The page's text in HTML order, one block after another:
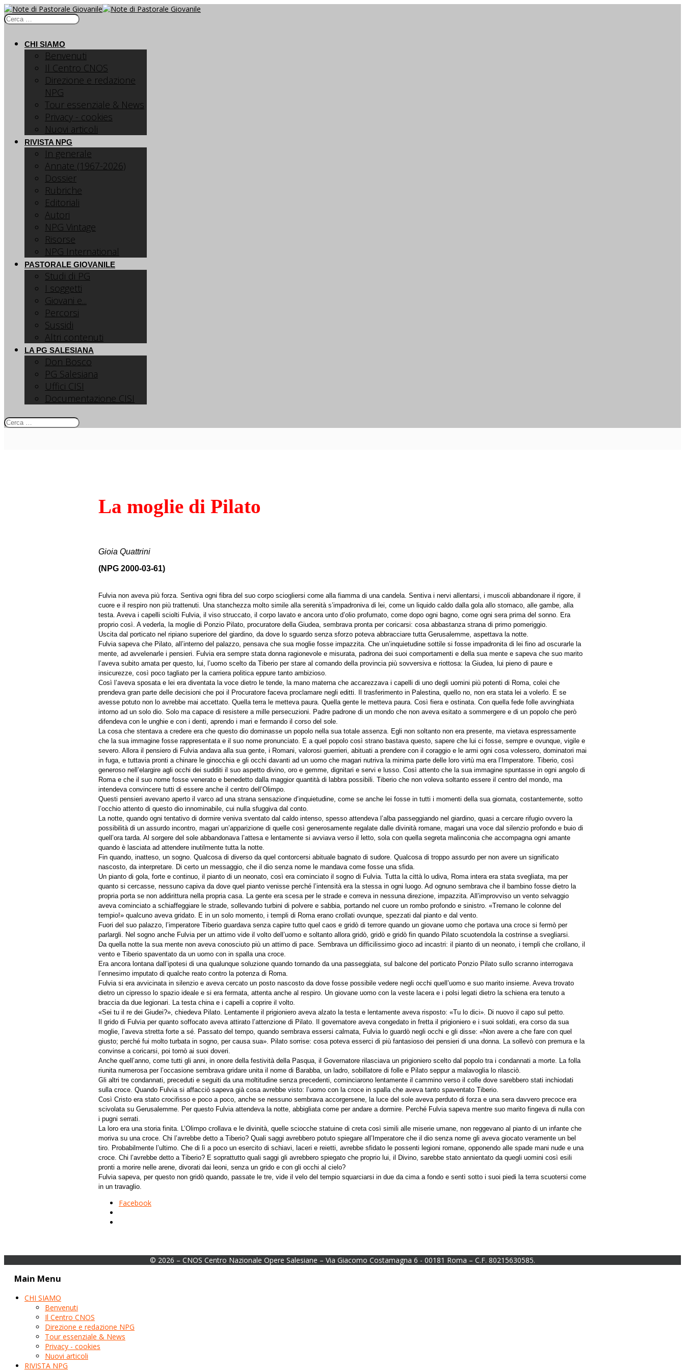
CHI SIAMO
Benvenuti
Il Centro CNOS
Direzione e redazione
NPG
Tour essenziale & News
Privacy - cookies
Nuovi articoli
RIVISTA NPG
In generale
Annate (1967-2026)
Dossier
Rubriche
Editoriali
Autori
NPG Vintage
Risorse
NPG International
PASTORALE GIOVANILE
Studi di PG
I soggetti
Giovani e...
Percorsi
Sussidi
Altri contenuti
LA PG SALESIANA
Don Bosco
PG Salesiana
Uffici CISI
Documentazione CISI
La moglie di Pilato
Gioia Quattrini
(NPG 2000-03-61)
Fulvia non aveva più forza. Sentiva ogni fibra del suo corpo sciogliersi come alla fiamma di una candela. Sentiva i nervi allentarsi, i muscoli abbandonare il rigore, il
cuore e il respiro non più trattenuti. Una stanchezza molto simile alla serenità s’impadroniva di lei, come un liquido caldo dalla gola allo stomaco, alle gambe, alla
testa. Aveva i capelli sciolti Fulvia, il viso struccato, il corpo lavato e ancora unto d’olio profumato, come dopo ogni bagno, come ogni sera prima del sonno. Era
proprio così. A vederla, la moglie di Ponzio Pilato, procuratore della Giudea, sembrava pronta per coricarsi: cosa abbastanza strana di primo pomeriggio.
Uscita dal porticato nel ripiano superiore del giardino, da dove lo sguardo senza sforzo poteva abbracciare tutta Gerusalemme, aspettava la notte.
Fulvia sapeva che Pilato, all’interno del palazzo, pensava che sua moglie fosse impazzita. Che un’inquietudine sottile si fosse impadronita di lei fino ad oscurarle la
mente, ad avvelenarle i pensieri. Fulvia era sempre stata donna ragionevole e misurata, padrona dei suoi comportamenti e della sua mente e sapeva che suo marito
l’aveva subito amata per questo, lui, l’uomo scelto da Tiberio per stare al comando della provincia più sovversiva e riottosa: la Giudea, lui pieno di paure e
insicurezze, così poco tagliato per la carriera politica eppure tanto ambizioso.
Così l’aveva sposata e lei era diventata la voce dietro le tende, la mano materna che accarezzava i capelli di uno degli uomini più potenti di Roma, colei che
prendeva gran parte delle decisioni che poi il Procuratore faceva proclamare negli editti. Il trasferimento in Palestina, quello no, non era stata lei a volerlo. E se
avesse potuto non lo avrebbe mai accettato. Quella terra le metteva paura. Quella gente le metteva paura. Così fiera e ostinata. Con quella fede folle avvinghiata
intorno ad un solo dio. Solo ma capace di resistere a mille persecuzioni. Padre padrone di un mondo che non aveva esitato a sommergere e di un popolo che però
difendeva con le unghie e con i denti, aprendo i mari e fermando il corso del sole.
La cosa che stentava a credere era che questo dio dominasse un popolo nella sua totale assenza. Egli non soltanto non era presente, ma vietava espressamente
che la sua immagine fosse rappresentata e il suo nome pronunciato. E a quel popolo così strano bastava questo, sapere che lui ci fosse, sempre e ovunque, vigile e
severo. Allora il pensiero di Fulvia andava alla sua gente, i Romani, valorosi guerrieri, abituati a prendere con il coraggio e le armi ogni cosa volessero, dominatori mai
in fuga, e tuttavia pronti a chinare le ginocchia e gli occhi davanti ad un uomo che magari nutriva la minima parte delle loro virtù ma era l’Imperatore. Tiberio, così
generoso nell’elargire agli occhi dei sudditi il suo aspetto divino, oro e gemme, dignitari e servi e lusso. Così attento che la sua immagine spuntasse in ogni angolo di
Roma e che il suo nome fosse venerato e benedetto dalla maggior quantità di labbra possibili. Tiberio che non voleva soltanto essere il centro del mondo, ma
intendeva convincere tutti di essere anche il centro dell’Olimpo.
Questi pensieri avevano aperto il varco ad una strana sensazione d’inquietudine, come se anche lei fosse in tutti i momenti della sua giornata, costantemente, sotto
l’occhio attento di questo dio innominabile, cui nulla sfuggiva dal conto.
La notte, quando ogni tentativo di dormire veniva sventato dal caldo intenso, spesso attendeva l’alba passeggiando nel giardino, quasi a cercare rifugio ovvero la
possibilità di un assurdo incontro, magari un’apparizione di quelle così generosamente regalate dalle divinità romane, magari una voce dal silenzio profondo e buio di
quell’ora tarda. Al sorgere del sole abbandonava l’attesa e lentamente si avviava verso il letto, sola con quella segreta malinconia che accompagna ogni amante
quando è lasciata ad attendere inutilmente tutta la notte.
Fin quando, inatteso, un sogno. Qualcosa di diverso da quel contorcersi abituale bagnato di sudore. Qualcosa di troppo assurdo per non avere un significato
nascosto, da interpretare. Di certo un messaggio, che il dio senza nome le mandava come fosse una sfida.
Un pianto di gola, forte e continuo, il pianto di un neonato, così era cominciato il sogno di Fulvia. Tutta la città lo udiva, Roma intera era stata svegliata, ma per
quanto si cercasse, nessuno capiva da dove quel pianto venisse perché l’intensità era la stessa in ogni luogo. Ad ognuno sembrava che il bambino fosse dietro la
propria porta se non addirittura nella propria casa. La gente era scesa per le strade e correva in nessuna direzione, impazzita. All’improvviso un vento selvaggio
aveva cominciato a schiaffeggiare le strade, sollevando turbini di polvere e sabbia, portando nel cuore un rombo profondo e sinistro. «Tremano le colonne del
tempio!» qualcuno aveva gridato. E in un solo momento, i templi di Roma erano crollati ovunque, spezzati dal pianto e dal vento.
Fuori del suo palazzo, l’imperatore Tiberio guardava senza capire tutto quel caos e gridò di terrore quando un giovane uomo che portava una croce si fermò per
parlargli. Nel sogno anche Fulvia per un attimo vide il volto dell’uomo e soltanto allora gridò, gridò e gridò fin quando Pilato scuotendola la costrinse a svegliarsi.
Da quella notte la sua mente non aveva conosciuto più un attimo di pace. Sembrava un difficilissimo gioco ad incastri: il pianto di un neonato, i templi che crollano, il
vento e Tiberio spaventato da un uomo con in spalla una croce.
Era ancora lontana dall’ipotesi di una qualunque soluzione quando tornando da una passeggiata, sul balcone del porticato Ponzio Pilato sullo scranno interrogava
l’ennesimo imputato di qualche reato contro la potenza di Roma.
Fulvia si era avvicinata in silenzio e aveva cercato un posto nascosto da dove fosse possibile vedere negli occhi quell’uomo e suo marito insieme. Aveva trovato
dietro un cipresso lo spazio ideale e si era fermata, attenta anche al respiro. Un giovane uomo con la veste lacera e i polsi legati dietro la schiena era tenuto a
braccia da due legionari. La testa china e i capelli a coprire il volto.
«Sei tu il re dei Giudei?», chiedeva Pilato. Lentamente il prigioniero aveva alzato la testa e lentamente aveva risposto: «Tu lo dici». Di nuovo il capo sul petto.
Il grido di Fulvia per quanto soffocato aveva attirato l’attenzione di Pilato. Il governatore aveva congedato in fretta il prigioniero e i suoi soldati, era corso da sua
moglie, l’aveva stretta forte a sé. Passato del tempo, quando sembrava essersi calmata, Fulvia lo guardò negli occhi e gli disse: «Non avere a che fare con quel
giusto; perché fui molto turbata in sogno, per causa sua». Pilato sorrise: cosa poteva esserci di più fantasioso dei pensieri di una donna. La sollevò con premura e la
convinse a coricarsi, poi tornò ai suoi doveri.
Anche quell’anno, come tutti gli anni, in onore della festività della Pasqua, il Governatore rilasciava un prigioniero scelto dal popolo tra i condannati a morte. La folla
riunita numerosa per l’occasione sembrava gridare unita il nome di Barabba, un ladro, sobillatore di folle e Pilato seppur a malavoglia lo rilasciò.
Gli altri tre condannati, preceduti e seguiti da una moltitudine senza precedenti, cominciarono lentamente il cammino verso il colle dove sarebbero stati inchiodati
sulla croce. Quando Fulvia si affacciò sapeva già cosa avrebbe visto: l’uomo con la croce in spalla che aveva tanto spaventato Tiberio.
Così Cristo era stato crocifisso e poco a poco, anche se nessuno sembrava accorgersene, la luce del sole aveva perduto di forza e una sera davvero precoce era
scivolata su Gerusalemme. Per questo Fulvia attendeva la notte, abbigliata come per andare a dormire. Perché Fulvia sapeva mentre suo marito fingeva di nulla con
i pugni serrati.
La loro era una storia finita. L’Olimpo crollava e le divinità, quelle sciocche statuine di creta così simili alle miserie umane, non reggevano al pianto di un infante che
moriva su una croce. Chi l’avrebbe detto a Tiberio? Quali saggi avrebbero potuto spiegare all’Imperatore che il dio senza nome gli aveva giocato veramente un bel
tiro. Probabilmente l’ultimo. Che di lì a poco un esercito di schiavi, laceri e reietti, avrebbe sfidato le possenti legioni romane, opponendo alle spade mani nude e una
croce. Chi l’avrebbe detto a Tiberio? E soprattutto quali saggi gli avrebbero spiegato che proprio lui, il Divino, sarebbe stato annientato da quegli uomini così esili
pronti a morire nelle arene, divorati dai leoni, senza un grido e con gli occhi al cielo?
Fulvia sapeva, per questo non gridò quando, passate le tre, vide il velo del tempio squarciarsi in due da cima a fondo e sentì sotto i suoi piedi la terra scuotersi come
in un travaglio.
Facebook
© 2026 – CNOS Centro Nazionale Opere Salesiane – Via Giacomo Costamagna 6 - 00181 Roma – C.F. 80215630585.
Main Menu
CHI SIAMO
Benvenuti
Il Centro CNOS
Direzione e redazione NPG
Tour essenziale & News
Privacy - cookies
Nuovi articoli
RIVISTA NPG